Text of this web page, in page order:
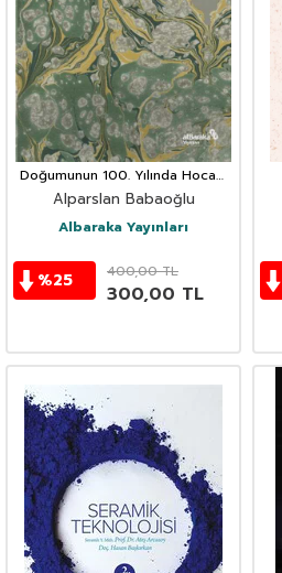
Doğumunun 100. Yılında Hocam
Mustafa Düzgünman (1920-1990)
Alparslan Babaoğlu
Albaraka Yayınları
%25 400,00TL
300,00 TL